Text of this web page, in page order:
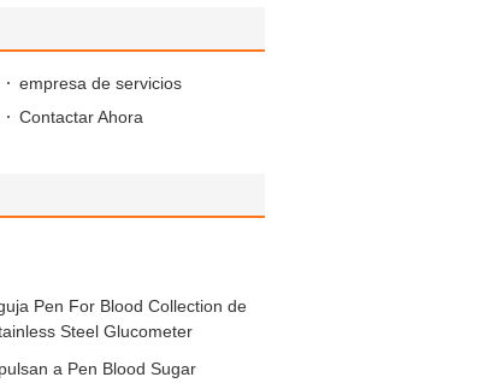
empresa de servicios
Contactar Ahora
Pen For Blood Collection de
Steel Glucometer
a Pen Blood Sugar